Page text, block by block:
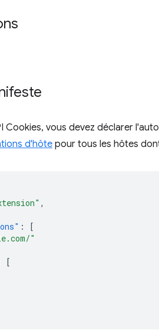
Cookies, vous devez déclarer
d'hôte pour tous les hôtes
,
:
[
"
[